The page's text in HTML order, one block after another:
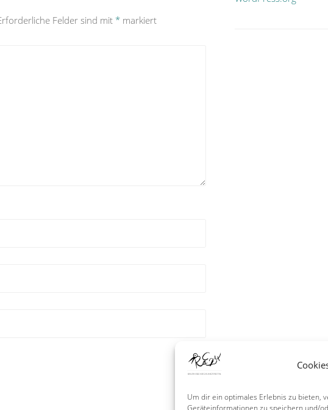
Um dir ein optimales Erlebnis zu bieten,
Geräteinformationen zu speichern und/
Felder sind mit*markiert